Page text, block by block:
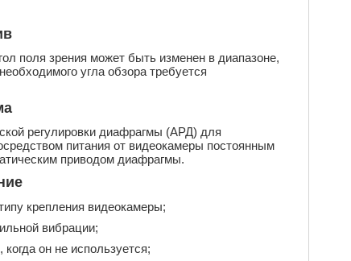
поля зрения может быть изменен в диапазоне,
угла обзора требуется
регулировки диафрагмы (АРД) для
питания от видеокамеры постоянным
приводом диафрагмы.
крепления видеокамеры;
вибрации;
он не используется;